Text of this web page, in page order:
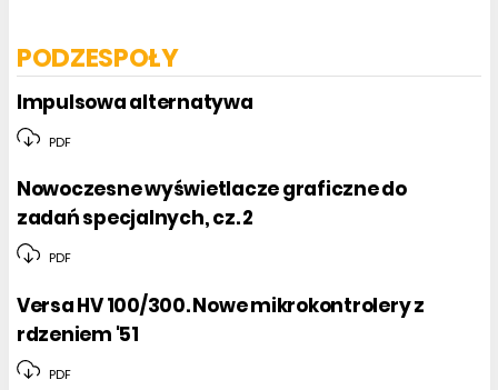
PODZESPOŁY
Impulsowa alternatywa
PDF
Nowoczesne wyświetlacze graficzne do
zadań specjalnych, cz. 2
PDF
Versa HV 100/300. Nowe mikrokontrolery z
rdzeniem '51
PDF